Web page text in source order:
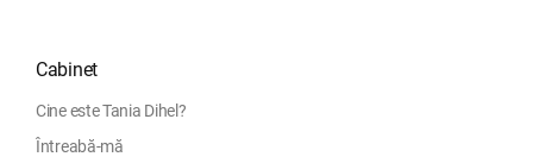
Cabinet
Cine este Tania Dihel?
Întreabă-mă